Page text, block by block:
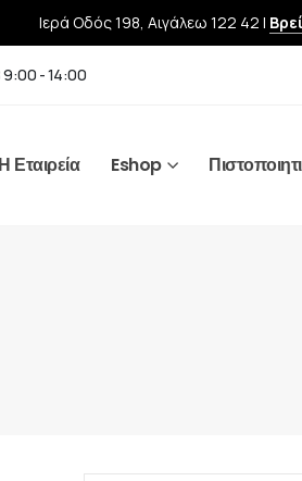
Ιερά Οδός 198, Αιγάλεω 122 42 |
9:00 - 14:00
Η Εταιρεία Eshop